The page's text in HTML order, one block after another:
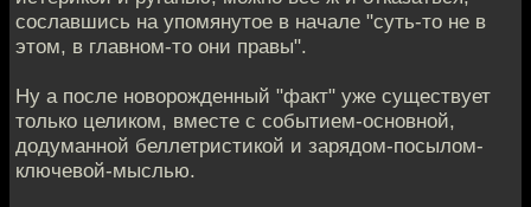
сославшись на упомянутое в начале "суть-то не в
этом, в главном-то они правы".
Ну а после новорожденный "факт" уже существует
только целиком, вместе с событием-основной,
додуманной беллетристикой и зарядом-посылом-
ключевой-мыслью.